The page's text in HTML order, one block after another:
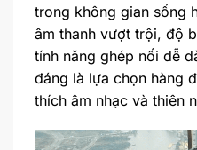
trong không gian sống
âm thanh vượt trội, độ
tính năng ghép nối dễ
đáng là lựa chọn hàng
thích âm nhạc và thiên